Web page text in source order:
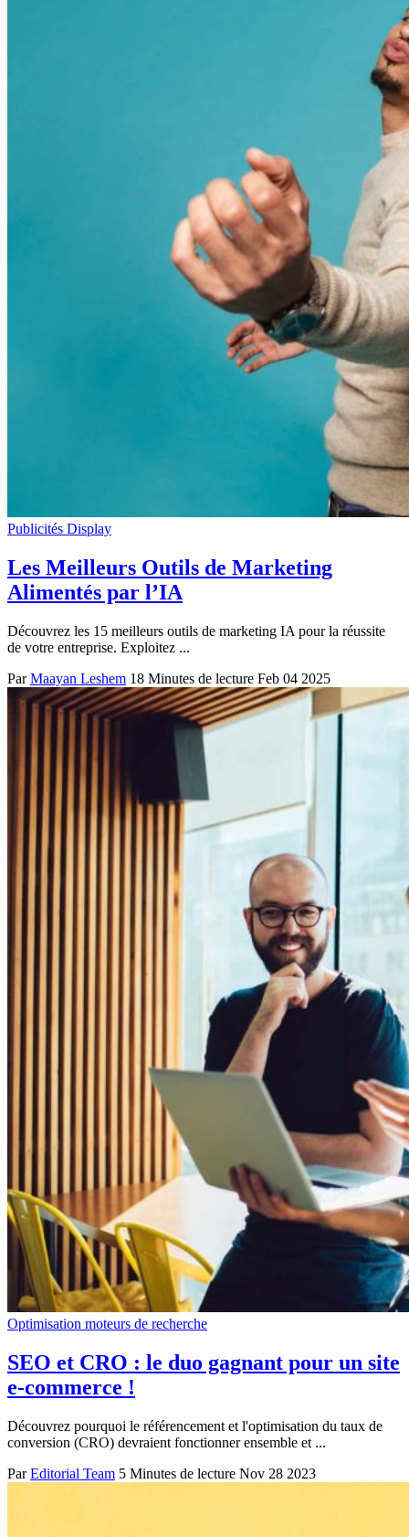
Publicités Display
Les Meilleurs Outils de Marketing
Alimentés par l’IA
Découvrez les 15 meilleurs outils de marketing IA pour la réussite
de votre entreprise. Exploitez ...
Par Maayan Leshem 18 Minutes de lecture Feb 04 2025
Optimisation moteurs de recherche
SEO et CRO : le duo gagnant pour un site
e-commerce !
Découvrez pourquoi le référencement et l'optimisation du taux de
conversion (CRO) devraient fonctionner ensemble et ...
Par Editorial Team 5 Minutes de lecture Nov 28 2023